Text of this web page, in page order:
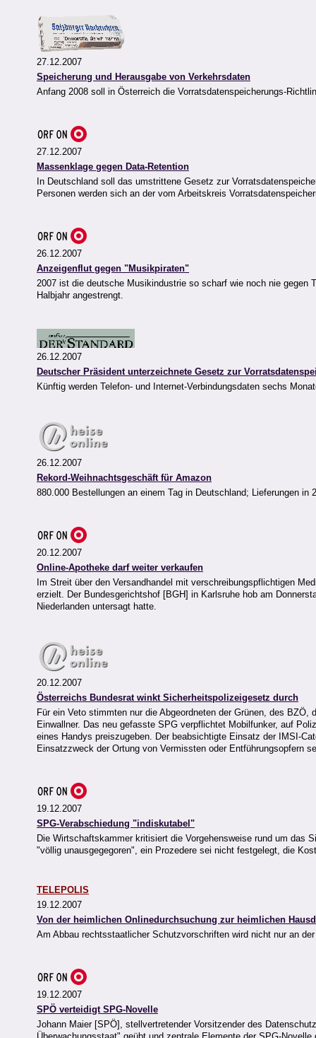
27.12.2007
Speicherung und Herausgabe von Verkehrsdaten
Anfang 2008 soll in Österreich die Vorratsdatenspeicherungs-
27.12.2007
Massenklage gegen Data-Retention
In Deutschland soll das umstrittene Gesetz zur
Personen werden sich an der vom Arbeitskreis
26.12.2007
Anzeigenflut gegen "Musikpiraten"
2007 ist die deutsche Musikindustrie so scharf wie noch nie gegen
Halbjahr angestrengt.
26.12.2007
Deutscher Präsident unterzeichnete Gesetz zur
Künftig werden Telefon- und Internet-Verbindungsdaten sechs
26.12.2007
Rekord-Weihnachtsgeschäft für Amazon
880.000 Bestellungen an einem Tag in Deutschland; Lieferungen in
20.12.2007
Online-Apotheke darf weiter verkaufen
Im Streit über den Versandhandel mit verschreibungspflichtigen
erzielt. Der Bundesgerichtshof [BGH] in Karlsruhe hob am
Niederlanden untersagt hatte.
20.12.2007
Österreichs Bundesrat winkt Sicherheitspolizeigesetz durch
Für ein Veto stimmten nur die Abgeordneten der Grünen, des
Einwallner. Das neu gefasste SPG verpflichtet Mobilfunker, auf
eines Handys preiszugeben. Der beabsichtigte Einsatz der IMSI-
Einsatzzweck der Ortung von Vermissten oder Entführungsopfern
19.12.2007
SPG-Verabschiedung "indiskutabel"
Die Wirtschaftskammer kritisiert die Vorgehensweise rund um das
"völlig unausgegegoren", ein Prozedere sei nicht festgelegt, die
TELEPOLIS
19.12.2007
Von der heimlichen Onlinedurchsuchung zur heimlichen
Am Abbau rechtsstaatlicher Schutzvorschriften wird nicht nur an
19.12.2007
SPÖ verteidigt SPG-Novelle
Johann Maier [SPÖ], stellvertretender Vorsitzender des